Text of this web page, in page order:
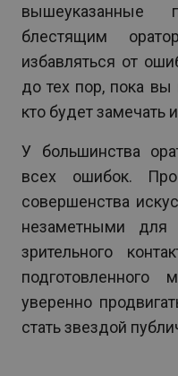
вышеуказанные
блестящим
избавляться от
до тех пор, пока
кто будет замечать
У большинства
всех ошибок.
совершенства
незаметными для
зрительного
уверенно
стать звездой